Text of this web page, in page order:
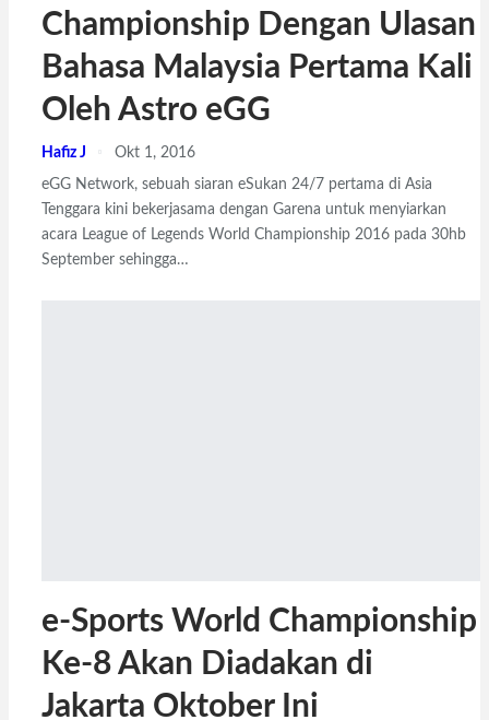
Championship Dengan Ulasan
Bahasa Malaysia Pertama Kali
Oleh Astro eGG
Hafiz J Okt 1, 2016
eGG Network, sebuah siaran eSukan 24/7 pertama di Asia
Tenggara kini bekerjasama dengan Garena untuk menyiarkan
acara League of Legends World Championship 2016 pada 30hb
September sehingga…
e-Sports World Championship
Ke-8 Akan Diadakan di
Jakarta Oktober Ini